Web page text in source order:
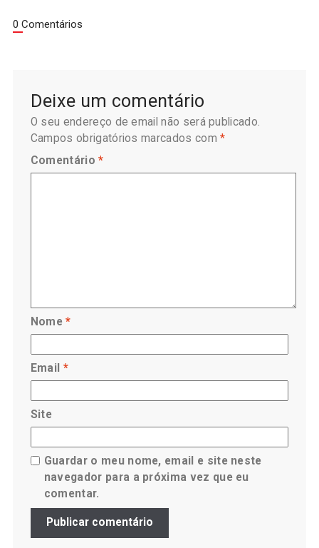
0 Comentários
Deixe um comentário
O seu endereço de email não será publicado.
Campos obrigatórios marcados com*
Comentário*
Nome*
Email *
Site
Guardar o meu nome, email e site neste
navegador para a próxima vez que eu
comentar.